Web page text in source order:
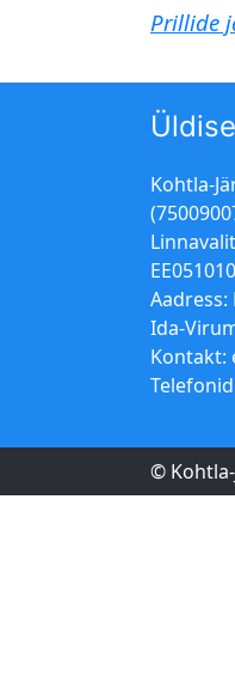
Prillide
Kohtla-
Aadress:
Ida-
Kontakt:
©